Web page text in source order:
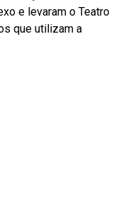
e levaram o Teatro
que utilizam a